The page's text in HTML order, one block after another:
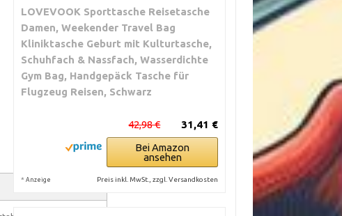
LOVEVOOK Sporttasche Reisetasche
Damen, Weekender Travel Bag
Kliniktasche Geburt mit Kulturtasche,
Schuhfach & Nassfach, Wasserdichte
Gym Bag, Handgepäck Tasche für
Flugzeug Reisen, Schwarz
31,41 €
42,98 €
Bei Amazon
ansehen
* Anzeige Preis inkl. MwSt., zzgl. Versandkosten